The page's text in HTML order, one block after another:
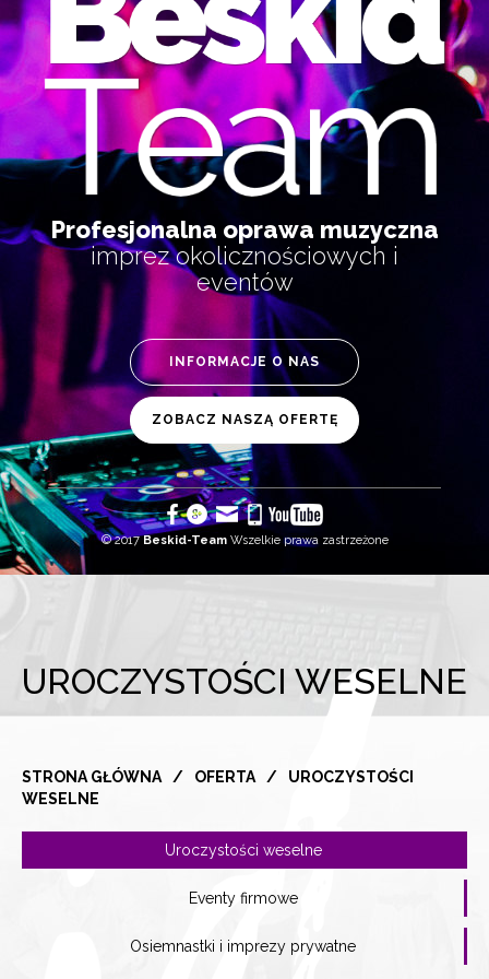
Profesjonalna oprawa muzyczna
imprez okolicznościowych i
eventów
INFORMACJE O NAS
ZOBACZ NASZĄ OFERTĘ
© 2017Beskid-TeamWszelkie prawa zastrzeżone
UROCZYSTOŚCI WESELNE
STRONA GŁÓWNA / OFERTA /
UROCZYSTOŚCI
WESELNE
Uroczystości weselne
Eventy firmowe
Osiemnastki i imprezy prywatne